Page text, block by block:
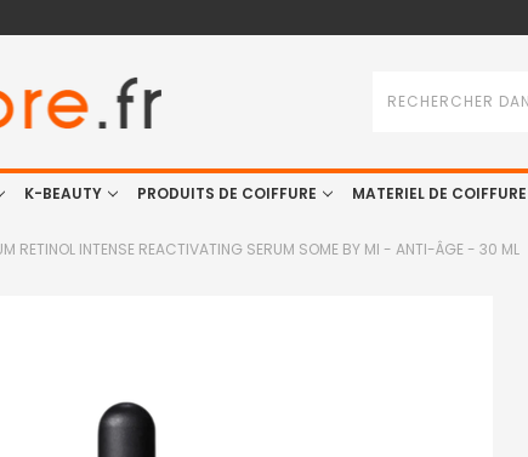
K-BEAUTY PRODUITS DE COIFFURE MATERIEL DE COIFFURE
RETINOL INTENSE REACTIVATING SERUM SOME BY MI - ANTI-ÂGE - 30 ML